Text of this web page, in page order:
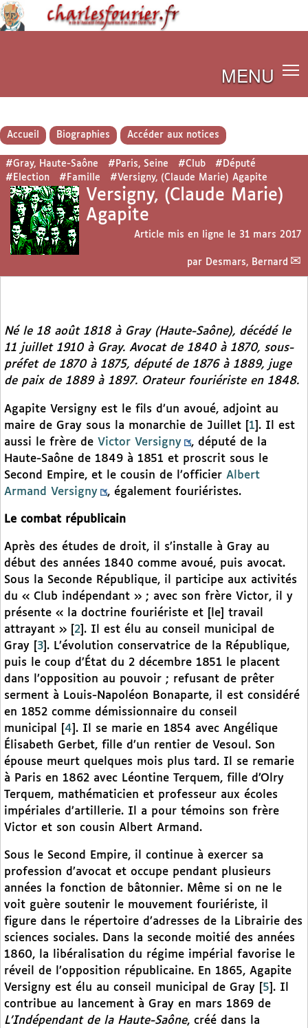
MENU
Accueil Biographies Accéder aux notices
#Gray, Haute-Saône #Paris, Seine #Club
#Député
#Election
#Famille #Versigny, (Claude Marie) Agapite
Versigny, (Claude Marie)
Agapite
Article mis en ligne le 31 mars 2017
par Desmars, Bernard
Né le 18 août 1818 à Gray (Haute-Saône), décédé le
11 juillet 1910 à Gray. Avocat de 1840 à 1870, sous-
préfet de 1870 à 1875, député de 1876 à 1889, juge
de paix de 1889 à 1897. Orateur fouriériste en 1848.
Agapite Versigny est le fils d’un avoué, adjoint au
maire de Gray sous la monarchie de Juillet
1 . Il est
aussi le frère de Victor Versigny
, député de la
Haute-Saône de 1849 à 1851 et proscrit sous le
Second Empire, et le cousin de l’officier Albert
Armand Versigny
, également fouriéristes.
Le combat républicain
Après des études de droit, il s’installe à Gray au
début des années 1840 comme avoué, puis avocat.
Sous la Seconde République, il participe aux activités
du « Club indépendant » ; avec son frère Victor, il y
présente « la doctrine fouriériste et [le] travail
attrayant »
2 . Il est élu au conseil municipal de
Gray
3 . L’évolution conservatrice de la République,
puis le coup d’État du 2 décembre 1851 le placent
dans l’opposition au pouvoir ; refusant de prêter
serment à Louis-Napoléon Bonaparte, il est considéré
en 1852 comme démissionnaire du conseil
municipal
4 . Il se marie en 1854 avec Angélique
Élisabeth Gerbet, fille d’un rentier de Vesoul. Son
épouse meurt quelques mois plus tard. Il se remarie
à Paris en 1862 avec Léontine Terquem, fille d’Olry
Terquem, mathématicien et professeur aux écoles
impériales d’artillerie. Il a pour témoins son frère
Victor et son cousin Albert Armand.
Sous le Second Empire, il continue à exercer sa
profession d’avocat et occupe pendant plusieurs
années la fonction de bâtonnier. Même si on ne le
voit guère soutenir le mouvement fouriériste, il
figure dans le répertoire d’adresses de la Librairie des
sciences sociales. Dans la seconde moitié des années
1860, la libéralisation du régime impérial favorise le
réveil de l’opposition républicaine. En 1865, Agapite
Versigny est élu au conseil municipal de Gray
5 . Il
contribue au lancement à Gray en mars 1869 de
L’Indépendant de la Haute-Saône, créé dans la